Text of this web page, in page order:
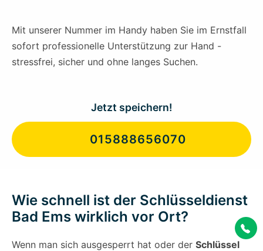
Mit unserer Nummer im Handy haben Sie im Ernstfall
sofort professionelle Unterstützung zur Hand -
stressfrei, sicher und ohne langes Suchen.
Jetzt speichern!
015888656070
Wie schnell ist der Schlüsseldienst
Bad Ems wirklich vor Ort?
Wenn man sich ausgesperrt hat oder der Schlüssel